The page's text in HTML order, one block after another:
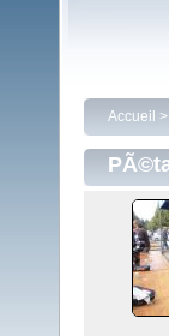
Accueil >